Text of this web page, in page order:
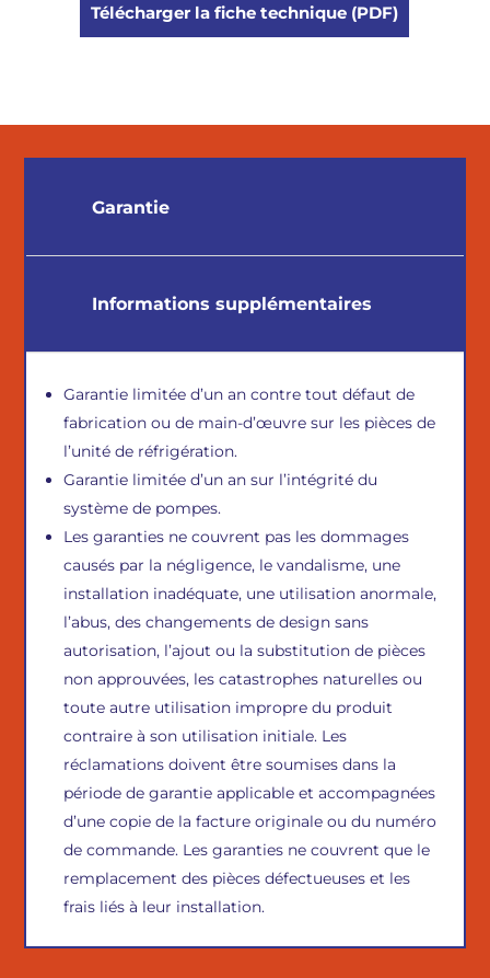
Télécharger la fiche technique (PDF)
Garantie
Informations supplémentaires
Garantie limitée d’un an contre tout défaut de
fabrication ou de main-d’œuvre sur les pièces de
l’unité de réfrigération.
Garantie limitée d’un an sur l’intégrité du
système de pompes.
Les garanties ne couvrent pas les dommages
causés par la négligence, le vandalisme, une
installation inadéquate, une utilisation anormale,
l’abus, des changements de design sans
autorisation, l’ajout ou la substitution de pièces
non approuvées, les catastrophes naturelles ou
toute autre utilisation impropre du produit
contraire à son utilisation initiale. Les
réclamations doivent être soumises dans la
période de garantie applicable et accompagnées
d’une copie de la facture originale ou du numéro
de commande. Les garanties ne couvrent que le
remplacement des pièces défectueuses et les
frais liés à leur installation.